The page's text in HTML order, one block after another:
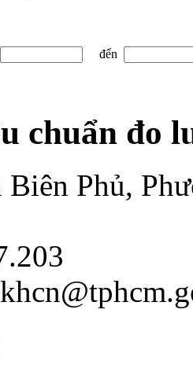
đến
chuẩn đo
Phủ,